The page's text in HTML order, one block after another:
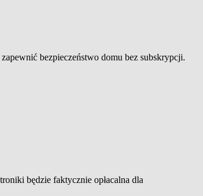
bezpieczeństwo domu bez subskrypcji.
będzie faktycznie opłacalna dla